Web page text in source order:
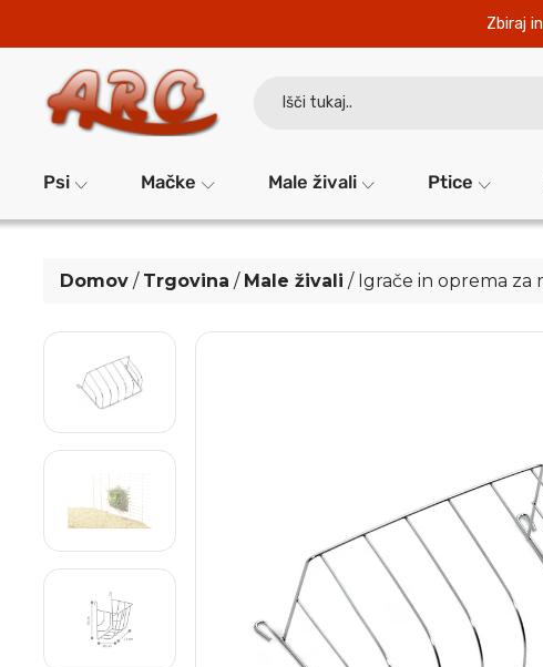
Zbiraj
Psi Mačke Male živali Ptice
Domov / Trgovina / Male živali / Igrače in oprema za